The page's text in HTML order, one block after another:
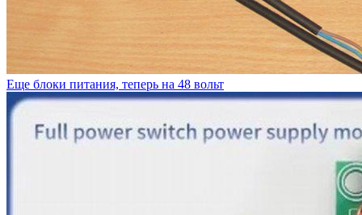
Еще блоки питания, теперь на 48 вольт